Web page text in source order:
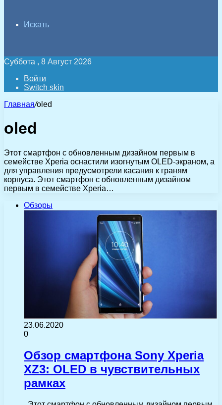
Искать
Суббота , 8 Август 2026
Войти
Switch skin
Главная/oled
oled
Этот смартфон с обновленным дизайном первым в
семействе Xperia оснастили изогнутым OLED-экраном, а
для управления предусмотрели касания к граням
корпуса. Этот смартфон с обновленным дизайном
первым в семействе Xperia…
Обзоры
23.06.2020
0
Обзор смартфона Sony Xperia
XZ3: OLED в чувствительных
рамках